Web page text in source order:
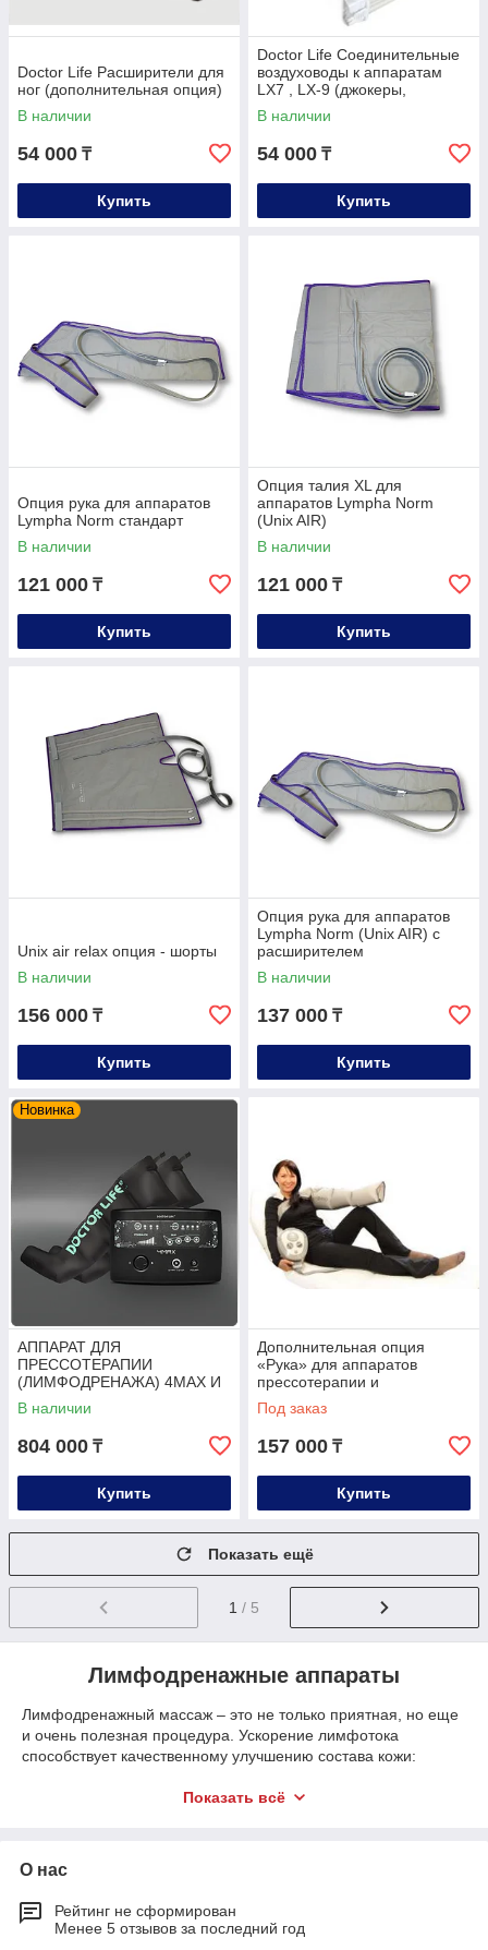
Doctor Life Расширители для
ног (дополнительная опция)
В наличии
54 000 ₸
Купить
Doctor Life Соединительные
воздуховоды к аппаратам
LX7 , LX-9 (джокеры,
позволяют подсоединить 3-4
опции)
В наличии
54 000 ₸
Купить
Опция рука для аппаратов
Lympha Norm стандарт
В наличии
121 000 ₸
Купить
Опция талия XL для
аппаратов Lympha Norm
(Unix AIR)
В наличии
121 000 ₸
Купить
Unix air relax опция - шорты
В наличии
156 000 ₸
Купить
Опция рука для аппаратов
Lympha Norm (Unix AIR) с
расширителем
В наличии
137 000 ₸
Купить
Новинка
АППАРАТ ДЛЯ
ПРЕССОТЕРАПИИ
(ЛИМФОДРЕНАЖА) 4MAX И
МАНЖЕТЫ ДЛЯ НОГ
В наличии
804 000 ₸
Купить
Дополнительная опция
«Рука» для аппаратов
прессотерапии и
лимфодренажа Doctor Life
(LX-7, LX-9)
Под заказ
157 000 ₸
Купить
Показать ещё
1 / 5
Лимфодренажные аппараты
Лимфодренажный массаж – это не только приятная, но еще
и очень полезная процедура. Ускорение лимфотока
способствует качественному улучшению состава кожи:
гладкой и упругой. В качестве бонуса человек еще и немного
используя аппарат для прессотерапии, то эффект
возрастает в 2-3 раза.
Такое универсальное оборудование для лимфодренажа и
прессотерапии можно купить в интернет-магазине
Показать всё
О нас
Рейтинг не сформирован
Менее 5 отзывов за последний год